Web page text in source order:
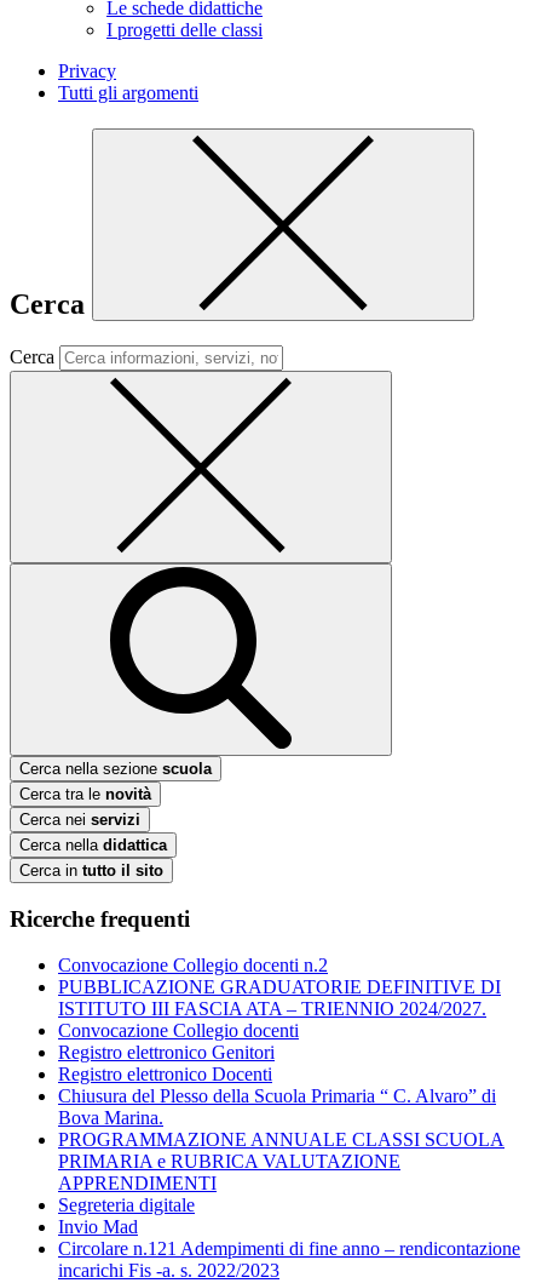
Le schede didattiche
I progetti delle classi
Privacy
Tutti gli argomenti
Cerca
Cerca
Cerca nella sezione scuola
Cerca tra le novità
Cerca nei servizi
Cerca nella didattica
Cerca in tutto il sito
Ricerche frequenti
Convocazione Collegio docenti n.2
PUBBLICAZIONE GRADUATORIE DEFINITIVE DI
ISTITUTO III FASCIA ATA – TRIENNIO 2024/2027.
Convocazione Collegio docenti
Registro elettronico Genitori
Registro elettronico Docenti
Chiusura del Plesso della Scuola Primaria “ C. Alvaro” di
Bova Marina.
PROGRAMMAZIONE ANNUALE CLASSI SCUOLA
PRIMARIA e RUBRICA VALUTAZIONE
APPRENDIMENTI
Segreteria digitale
Invio Mad
Circolare n.121 Adempimenti di fine anno – rendicontazione
incarichi Fis -a. s. 2022/2023